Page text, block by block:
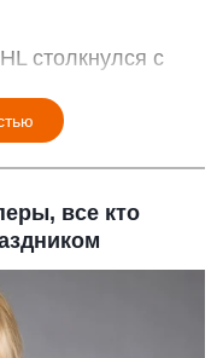
столкнулся с
все кто